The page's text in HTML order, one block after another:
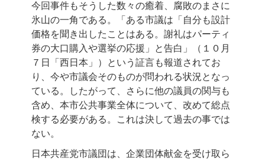
今回事件もそうした数々の癒着、腐敗のまさに
氷山の一角である。「ある市議は「自分も設計
価格を聞き出したことはある。謝礼はパーティ
券の大口購入や選挙の応援」と告白」（１０月
７日「西日本」）という証言も報道されてお
り、今や市議会そのものが問われる状況となっ
ている。したがって、さらに他の議員の関与も
含め、本市公共事業全体について、改めて総点
検する必要がある。これは決して過去の事では
ない。
日本共産党市議団は、企業団体献金を受け取ら